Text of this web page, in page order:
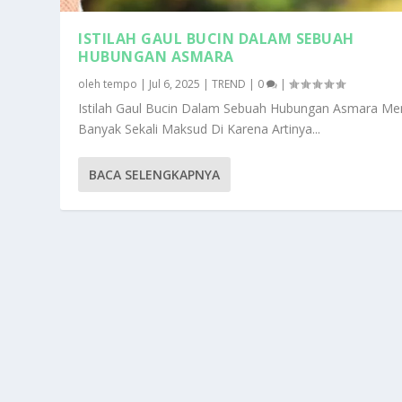
ISTILAH GAUL BUCIN DALAM SEBUAH
HUBUNGAN ASMARA
olehtempo | Jul 6, 2025 |TREND | 0 |
Istilah Gaul Bucin Dalam Sebuah Hubungan Asmara
Banyak Sekali Maksud Di Karena Artinya...
BACA SELENGKAPNYA